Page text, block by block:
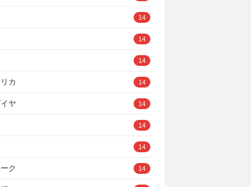
14
14
14
カ 14
ヤ 14
14
14
ク 14